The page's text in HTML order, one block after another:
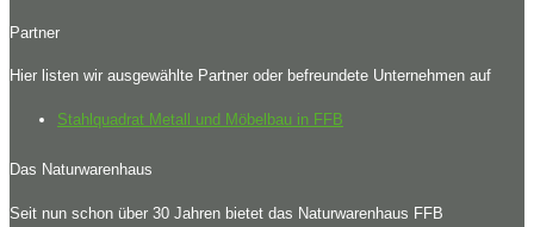
Partner
Hier listen wir ausgewählte Partner oder befreundete Unternehmen auf
Stahlquadrat Metall und Möbelbau in FFB
Das Naturwarenhaus
Seit nun schon über 30 Jahren bietet das Naturwarenhaus FFB